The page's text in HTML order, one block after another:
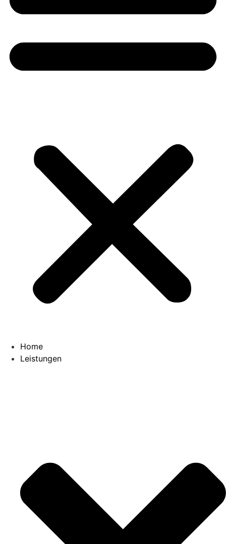
Home
Leistungen